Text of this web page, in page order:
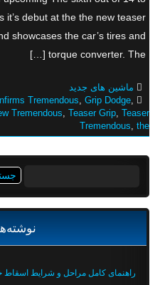
it’s debut at the the new teaser
showcases the car’s tires and
torque converter. The […]
ماشین های جدید
Tremendous,Grip Dodge
New Tremendous,Teaser Grip,Teaser
Tremendous,the
راهنمای کامل مراحل و شرایط اسقاط خودرو